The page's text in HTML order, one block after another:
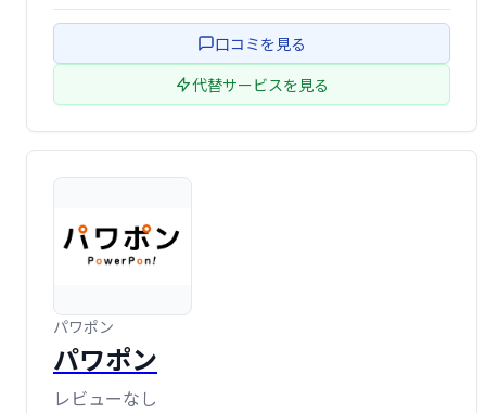
ツールです。
口コミを見る
代替サービスを見る
パワポン
パワポン
レビューなし